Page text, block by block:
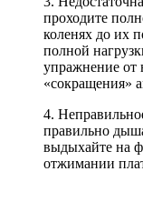
проходите
коленях до их
полной
упражнение от
«сокращения»
4.
правильно
выдыхайте на
отжимании